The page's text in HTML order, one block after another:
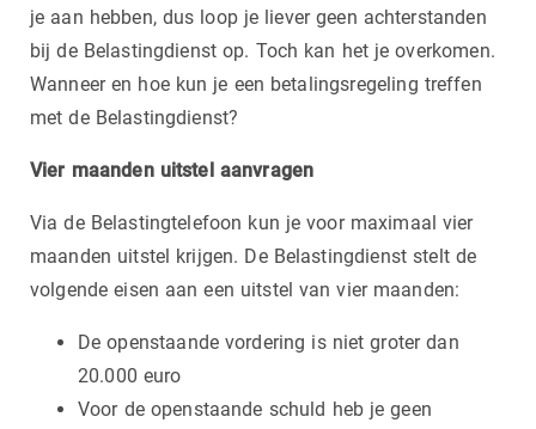
je aan hebben, dus loop je liever geen achterstanden
bij de Belastingdienst op. Toch kan het je overkomen.
Wanneer en hoe kun je een betalingsregeling treffen
met de Belastingdienst?
Vier maanden uitstel aanvragen
Via de Belastingtelefoon kun je voor maximaal vier
maanden uitstel krijgen. De Belastingdienst stelt de
volgende eisen aan een uitstel van vier maanden:
De openstaande vordering is niet groter dan
20.000 euro
Voor de openstaande schuld heb je geen